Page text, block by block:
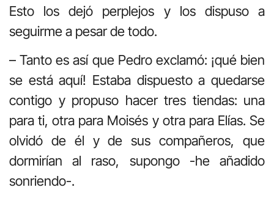
Esto los dejó perplejos y los dispuso a
seguirme a pesar de todo.
– Tanto es así que Pedro exclamó: ¡qué bien
se está aquí! Estaba dispuesto a quedarse
contigo y propuso hacer tres tiendas: una
para ti, otra para Moisés y otra para Elías. Se
olvidó de él y de sus compañeros, que
dormirían al raso, supongo -he añadido
sonriendo-.